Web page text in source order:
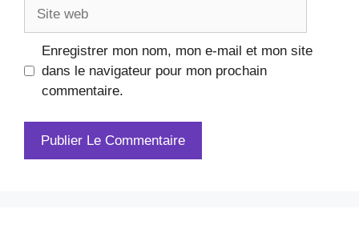
Enregistrer mon nom, mon e-mail et mon site
dans le navigateur pour mon prochain
commentaire.